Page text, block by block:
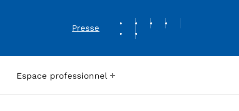
Presse
REVUE DE PRESSE
Espace professionnel